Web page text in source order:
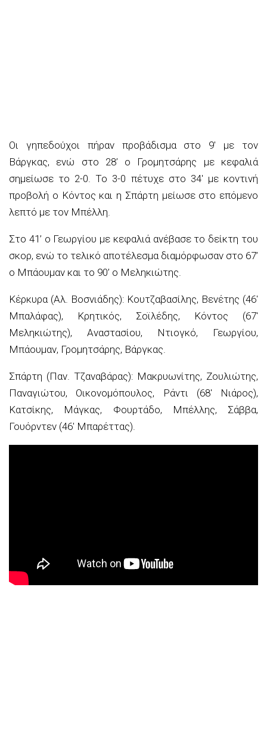
Οι γηπεδούχοι πήραν προβάδισμα στο 9′ με τον
Βάργκας, ενώ στο 28’ ο Γρομητσάρης με κεφαλιά
σημείωσε το 2-0. Το 3-0 πέτυχε στο 34′ με κοντινή
προβολή ο Κόντος και η Σπάρτη μείωσε στο επόμενο
λεπτό με τον Μπέλλη.
Στο 41’ ο Γεωργίου με κεφαλιά ανέβασε το δείκτη του
σκορ, ενώ το τελικό αποτέλεσμα διαμόρφωσαν στο 67’
ο Μπάουμαν και το 90’ ο Μεληκιώτης.
Κέρκυρα (Αλ. Βοσνιάδης): Κουτζαβασίλης, Βενέτης (46′
Μπαλάφας), Κρητικός, Σοϊλέδης, Κόντος (67′
Μεληκιώτης), Αναστασίου, Ντιογκό, Γεωργίου,
Μπάουμαν, Γρομητσάρης, Βάργκας.
Σπάρτη (Παν. Τζαναβάρας): Μακρυωνίτης, Ζουλιώτης,
Παναγιώτου, Οικονομόπουλος, Ράντι (68′ Νιάρος),
Κατσίκης, Μάγκας, Φουρτάδο, Μπέλλης, Σάββα,
Γουόρντεν (46′ Μπαρέττας).